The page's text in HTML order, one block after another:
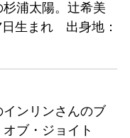
浦太陽。辻希美
日生まれ 出身地：
ンリンさんのブ
ブ・ジョイト